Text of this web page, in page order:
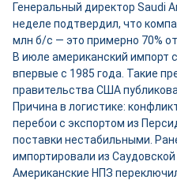
Генеральный директор Saudi
неделе подтвердил, что
млн б/с — это примерно 70%
В июле американский импорт
впервые с 1985 года. Такие
правительства США
Причина в логистике:
перебои с экспортом из
поставки нестабильными.
импортировали из
Американские НПЗ